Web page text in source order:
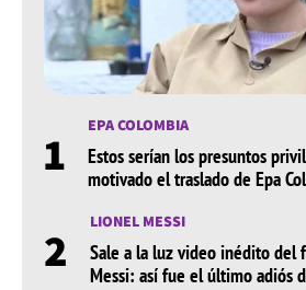
1 EPA COLOMBIA
Estos serían los presuntos
motivado el traslado de Epa
2 LIONEL MESSI
Sale a la luz video inédito del
Messi: así fue el último adiós